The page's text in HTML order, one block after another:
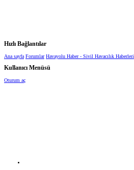
Hızlı Bağlantılar
Ana sayfa Forumlar Havayolu Haber - Sivil Havacılık Haberleri
Kullanıcı Menüsü
Oturum aç